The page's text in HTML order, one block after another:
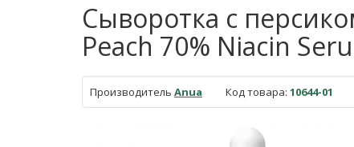
Сыворотка с
Peach 70% Niacin
Производитель Anua Код товара: 10644-01